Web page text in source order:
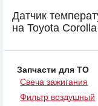
Датчик
на Toyota
Запчасти для ТО
Свеча зажигания
Фильтр воздушный